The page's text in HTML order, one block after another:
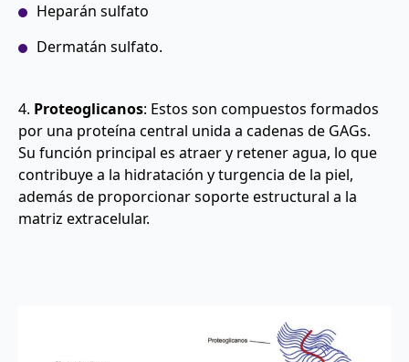
Heparán sulfato
Dermatán sulfato.
4. Proteoglicanos: Estos son compuestos formados
por una proteína central unida a cadenas de GAGs.
Su función principal es atraer y retener agua, lo que
contribuye a la hidratación y turgencia de la piel,
además de proporcionar soporte estructural a la
matriz extracelular.